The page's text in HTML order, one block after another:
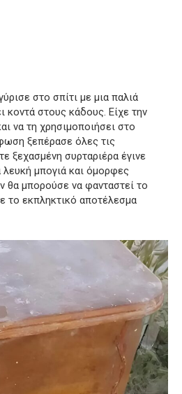
στο σπίτι με μια παλιά
κοντά στους κάδους. Είχε την
να τη χρησιμοποιήσει στο
ξεπέρασε όλες τις
ξεχασμένη συρταριέρα έγινε
λευκή μπογιά και όμορφες
θα μπορούσε να φανταστεί το
το εκπληκτικό αποτέλεσμα